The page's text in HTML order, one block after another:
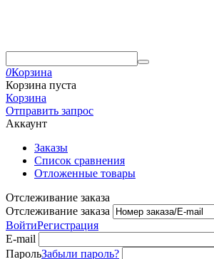
0Корзина
Корзина пуста
Корзина
Отправить запрос
Аккаунт
Заказы
Список сравнения
Отложенные товары
Отслеживание заказа
Отслеживание заказа
ВойтиРегистрация
E-mail
ПарольЗабыли пароль?